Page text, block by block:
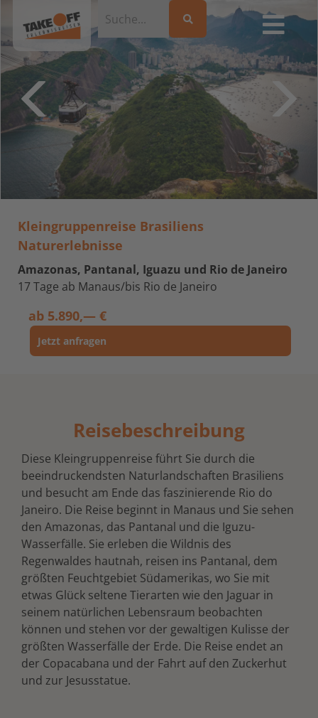
Kleingruppenreise Brasiliens
Naturerlebnisse
Amazonas, Pantanal, Iguazu und Rio de Janeiro
17 Tage ab Manaus/bis Rio de Janeiro
ab 5.890,— €
Jetzt anfragen
Reisebeschreibung
Diese Kleingruppenreise führt Sie durch die
beeindruckendsten Naturlandschaften Brasiliens
und besucht am Ende das faszinierende Rio do
Janeiro. Die Reise beginnt in Manaus und Sie sehen
den Amazonas, das Pantanal und die Iguzu-
Wasserfälle. Sie erleben die Wildnis des
Regenwaldes hautnah, reisen ins Pantanal, dem
größten Feuchtgebiet Südamerikas, wo Sie mit
etwas Glück seltene Tierarten wie den Jaguar in
seinem natürlichen Lebensraum beobachten
können und stehen vor der gewaltigen Kulisse der
größten Wasserfälle der Erde. Die Reise endet an
der Copacabana und der Fahrt auf den Zuckerhut
und zur Jesusstatue.